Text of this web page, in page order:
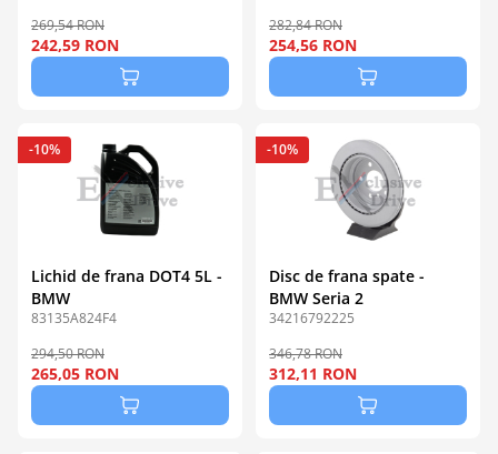
269,54 RON
242,59 RON
282,84 RON
254,56 RON
Lichid de frana DOT4 5L -
BMW
83135A824F4
294,50 RON
265,05 RON
-10%
Disc de frana spate -
BMW Seria 2
34216792225
346,78 RON
312,11 RON
-10%